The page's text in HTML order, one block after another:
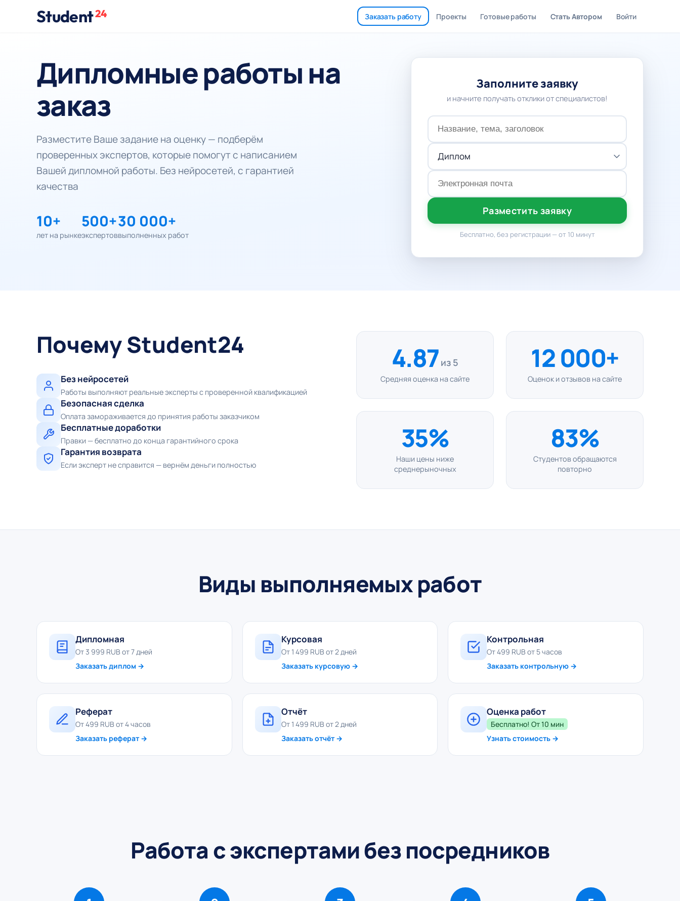
Student24 Заказать работу Проекты Готовые работы Стать Автором Войти
Дипломные работы на
заказ
Разместите Ваше задание на оценку — подберём
проверенных экспертов, которые помогут с написанием
Вашей дипломной работы. Без нейросетей, с гарантией
качества
10+
лет на рынке
500+
экспертов
30 000+
выполненных работ
Заполните заявку
и начните получать отклики от специалистов!
Разместить заявку
Бесплатно, без регистрации — от 10 минут
Почему Student24
Без нейросетей
Работы выполняют реальные эксперты с проверенной квалификацией
Безопасная сделка
Оплата замораживается до принятия работы заказчиком
Бесплатные доработки
Правки — бесплатно до конца гарантийного срока
Гарантия возврата
Если эксперт не справится — вернём деньги полностью
4.87 из 5
Средняя оценка на сайте
12 000+
Оценок и отзывов на сайте
35%
Наши цены ниже
среднерыночных
83%
Студентов обращаются
повторно
Виды выполняемых работ
Дипломная
От 3 999 RUB от 7 дней
Заказать диплом →
Курсовая
От 1 499 RUB от 2 дней
Заказать курсовую →
Контрольная
От 499 RUB от 5 часов
Заказать контрольную →
Реферат
От 499 RUB от 4 часов
Заказать реферат →
Отчёт
От 1 499 RUB от 2 дней
Заказать отчёт →
Оценка работ
Бесплатно! От 10 мин
Узнать стоимость →
Работа с экспертами без посредников